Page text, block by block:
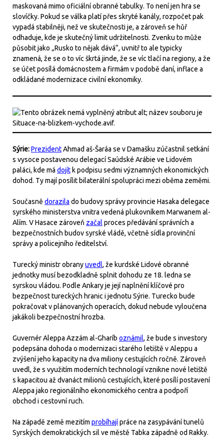
maskovaná mimo oficiální obranné tabulky. To není jen hra se
slovíčky. Pokud se válka platí přes skryté kanály, rozpočet pak
vypadá stabilněji, než ve skutečnosti je, a zároveň se hůř
odhaduje, kde je skutečný limit udržitelnosti. Zvenku to může
působit jako „Rusko to nějak dává“, uvnitř to ale typicky
znamená, že se o to víc škrtá jinde, že se víc tlačí na regiony, a že
se účet posílá domácnostem a firmám v podobě daní, inflace a
odkládané modernizace civilní ekonomiky.
Sýrie:PrezidentAhmad aš-Šaráa se v Damašku zúčastnil setkání
s vysoce postavenou delegací Saúdské Arábie ve Lidovém
paláci, kde má dojít k podpisu sedmi významných ekonomických
dohod. Ty mají posílit bilaterální spolupráci mezi oběma zeměmi.
Současně dorazila do budovy správy provincie Hasaka delegace
syrského ministerstva vnitra vedená plukovníkem Marwanem al-
Alím. V Hasace zároveň začal proces předávání správních a
bezpečnostních budov syrské vládě, včetně sídla provinční
správy a policejního ředitelství.
Turecký ministr obranyuvedl, že kurdské Lidové obranné
jednotky musí bezodkladně splnit dohodu ze 18. ledna se
syrskou vládou. Podle Ankary je její naplnění klíčové pro
bezpečnost tureckých hranic i jednotu Sýrie. Turecko bude
pokračovat v plánovaných operacích, dokud nebude vyloučena
jakákoli bezpečnostní hrozba.
Guvernér Aleppa Azzám al-Gharíb oznámil, že bude s investory
podepsána dohoda o modernizaci starého letiště v Aleppu a
zvýšení jeho kapacity na dva miliony cestujících ročně. Zároveň
uvedl, že s využitím moderních technologií vznikne nové letiště
s kapacitou až dvanáct milionů cestujících, které posílí postavení
Aleppa jako regionálního ekonomického centra a podpoří
obchod i cestovní ruch.
Na západě země mezitím probíhajípráce na zasypávání tunelů
Syrských demokratických sil ve městě Tabka západně od Rakky.